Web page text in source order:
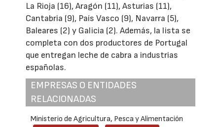
La Rioja (16), Aragón (11), Asturias (11),
Cantabria (9), País Vasco (9), Navarra (5),
Baleares (2) y Galicia (2). Además, la lista se
completa con dos productores de Portugal
que entregan leche de cabra a industrias
españolas.
EMPRESAS O ENTIDADES
RELACIONADAS
Ministerio de Agricultura, Pesca y Alimentación